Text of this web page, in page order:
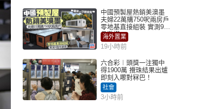
中國預製屋熱銷美澳墨
夫婦22萬購750呎兩房戶
零地基直接組裝 實測9個
月激讚
海外置業
19小時前
六合彩︱頭獎一注獨中
得1900萬 攪珠結果出爐
即刻入嚟對冧巴！
社會
3小時前